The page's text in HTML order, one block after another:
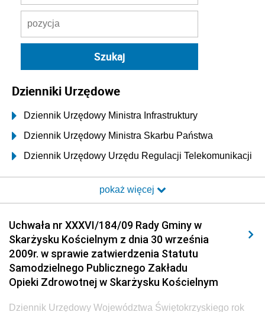
Dzienniki Urzędowe
Dziennik Urzędowy Ministra Infrastruktury
Dziennik Urzędowy Ministra Skarbu Państwa
Dziennik Urzędowy Urzędu Regulacji Telekomunikacji
Dziennik Urzędowy Ministra Transportu i Budownictwa
Elektronicznej
Dziennik Urzędowy Ministra Spraw Wewnętrznych i
Administracji
Dziennik Urzędowy Ministra Transportu
Dziennik Urzędowy Ministra Budownictwa
pokaż więcej
Uchwała nr XXXVI/184/09 Rady Gminy w
Skarżysku Kościelnym z dnia 30 września
2009r. w sprawie zatwierdzenia Statutu
Samodzielnego Publicznego Zakładu
Opieki Zdrowotnej w Skarżysku Kościelnym
Dziennik Urzędowy Województwa Świętokrzyskiego rok